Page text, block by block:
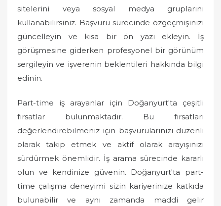
sitelerini veya sosyal medya gruplarını
kullanabilirsiniz. Başvuru sürecinde özgeçmişinizi
güncelleyin ve kısa bir ön yazı ekleyin. İş
görüşmesine giderken profesyonel bir görünüm
sergileyin ve işverenin beklentileri hakkında bilgi
edinin.
Part-time iş arayanlar için Doğanyurt'ta çeşitli
fırsatlar bulunmaktadır. Bu fırsatları
değerlendirebilmeniz için başvurularınızı düzenli
olarak takip etmek ve aktif olarak arayışınızı
sürdürmek önemlidir. İş arama sürecinde kararlı
olun ve kendinize güvenin. Doğanyurt'ta part-
time çalışma deneyimi sizin kariyerinize katkıda
bulunabilir ve aynı zamanda maddi gelir